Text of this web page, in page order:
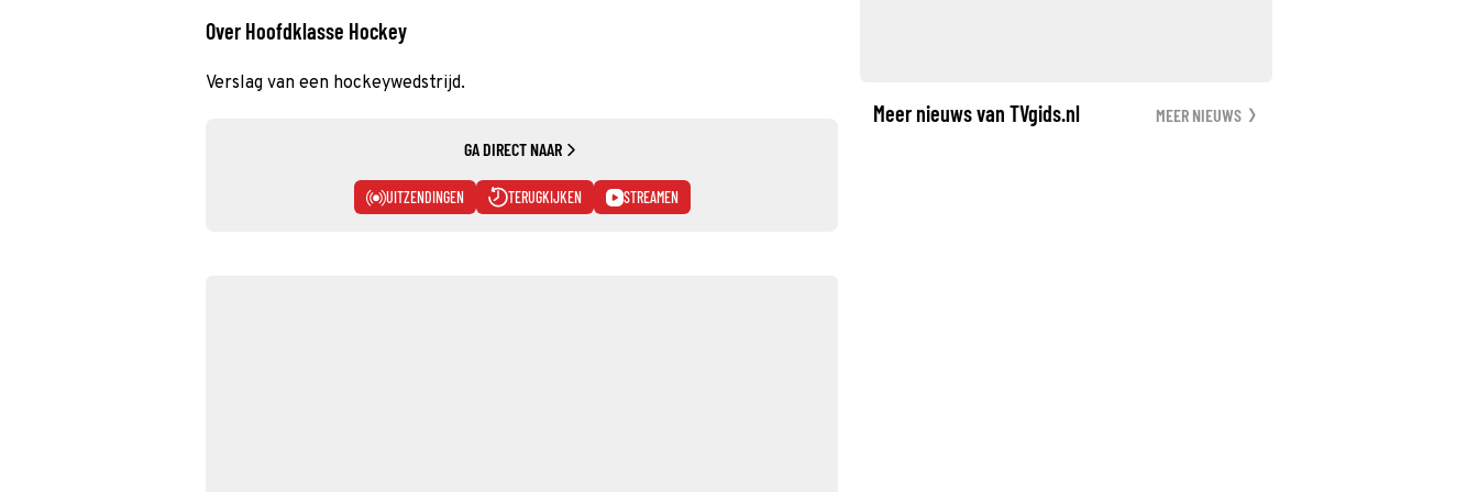
Over Hoofdklasse Hockey
Verslag van een hockeywedstrijd.
GA DIRECT NAAR
UITZENDINGEN TERUGKIJKEN STREAMEN
Meer nieuws van TVgids.nl MEER NIEUWS